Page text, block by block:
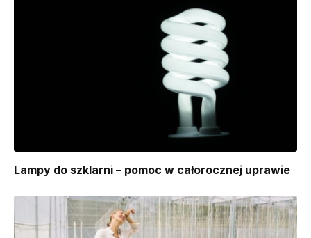
Lampy do szklarni – pomoc w całorocznej uprawie